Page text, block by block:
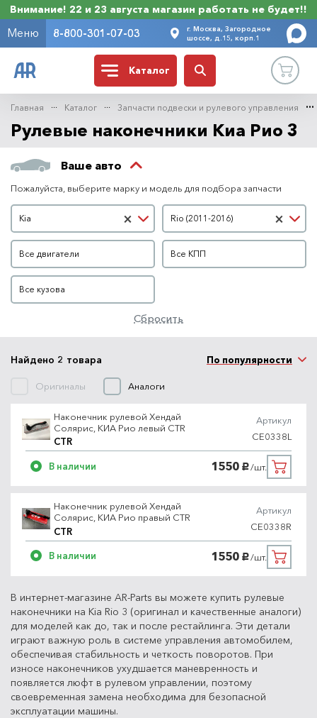
Внимание! 22 и 23 августа магазин работать не будет!!
Меню 8-800-301-07-03
г. Москва, Загородное
шоссе, д.15, корп.1
Каталог
Главная Каталог Запчасти подвески и рулевого управления
Рулевые наконечники Киа Рио 3
Ваше авто
Пожалуйста, выберите марку и модель для подбора запчасти
Марка автомобиля
×
Kia
Модель автомобиля
×
Rio (2011-2016)
Двигатель
Все двигатели
КПП
Все КПП
Кузов
Все кузова
Сбросить
Найдено 2 товара
Оригиналы Аналоги
По популярности
Наконечник рулевой Хендай
Солярис, КИА Рио левый CTR
CTR
Артикул
CE0338L
В наличии 1550 руб./шт.
Наконечник рулевой Хендай
Солярис, КИА Рио правый CTR
CTR
Артикул
CE0338R
В наличии 1550 руб./шт.
В интернет-магазине AR-Parts вы можете купить рулевые
наконечники на Kia Rio 3 (оригинал и качественные аналоги)
для моделей как до, так и после рестайлинга. Эти детали
играют важную роль в системе управления автомобилем,
обеспечивая стабильность и четкость поворотов. При
износе наконечников ухудшается маневренность и
появляется люфт в рулевом управлении, поэтому
своевременная замена необходима для безопасной
эксплуатации машины.